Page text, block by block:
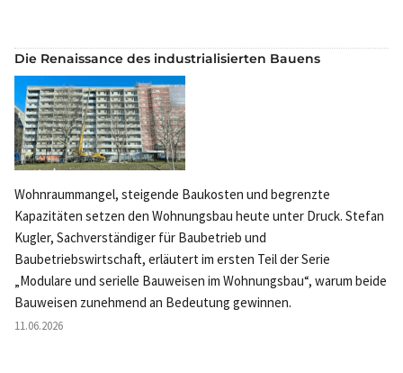
Die Renaissance des industrialisierten Bauens
Wohnraummangel, steigende Baukosten und begrenzte
Kapazitäten setzen den Wohnungsbau heute unter Druck. Stefan
Kugler, Sachverständiger für Baubetrieb und
Baubetriebswirtschaft, erläutert im ersten Teil der Serie
„Modulare und serielle Bauweisen im Wohnungsbau“, warum beide
Bauweisen zunehmend an Bedeutung gewinnen.
11.06.2026